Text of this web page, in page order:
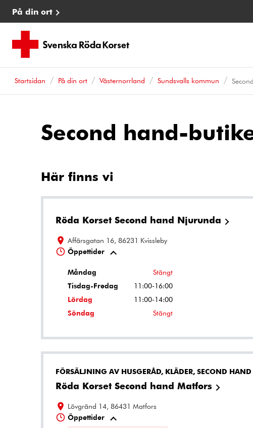
På din ort
Startsidan På din ort Västernorrland Sundsvalls kommun
Second hand-
Här finns vi
Röda Korset Second hand Njurunda
Affärsgatan 16, 86231 Kvissleby
Öppettider
Måndag
Stängt
Tisdag-Fredag
11:00-16:00
Lördag
11:00-14:00
Söndag
Stängt
FÖRSÄLJNING AV HUSGERÅD, KLÄDER, SECOND HAND
Röda Korset Second hand Matfors
Lövgränd 14, 86431 Matfors
Öppettider